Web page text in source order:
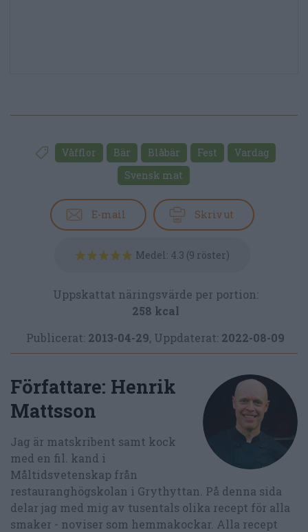
Våfflor Bär Blåbär Fest
Vardag
Svensk mat
E-mail Skriv ut
Medel: 4.3 (9 röster)
Uppskattat näringsvärde per portion:
258 kcal
Publicerat: 2013-04-29, Uppdaterat: 2022-08-09
Författare: Henrik
Mattsson
Jag är matskribent samt kock
med en fil. kand i
Måltidsvetenskap från
restauranghögskolan i Grythyttan. På denna sida
delar jag med mig av tusentals olika recept för alla
smaker - noviser som hemmakockar. Alla recept